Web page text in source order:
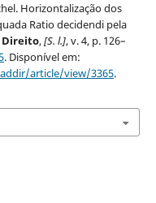
Horizontalização dos
Ratio decidendi pela
Direito,[S. l.], v. 4, p. 126–
. Disponível em:
article/view/3365.